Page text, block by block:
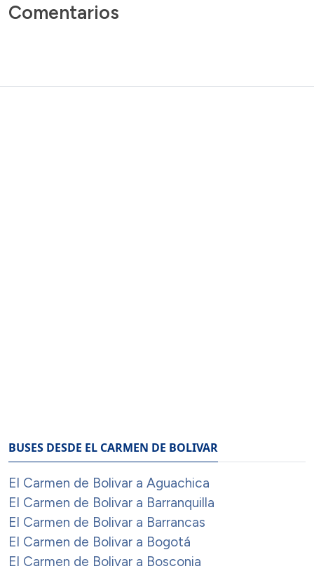
Comentarios
BUSES DESDE EL CARMEN DE BOLIVAR
El Carmen de Bolivar a Aguachica
El Carmen de Bolivar a Barranquilla
El Carmen de Bolivar a Barrancas
El Carmen de Bolivar a Bogotá
El Carmen de Bolivar a Bosconia